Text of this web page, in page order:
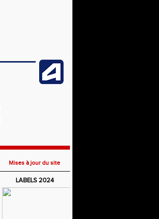
Mises à jour du site
LABELS 2024